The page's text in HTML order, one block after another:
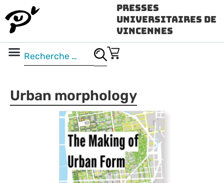
Presses
Universitaires de
Vincennes
Urban morphology